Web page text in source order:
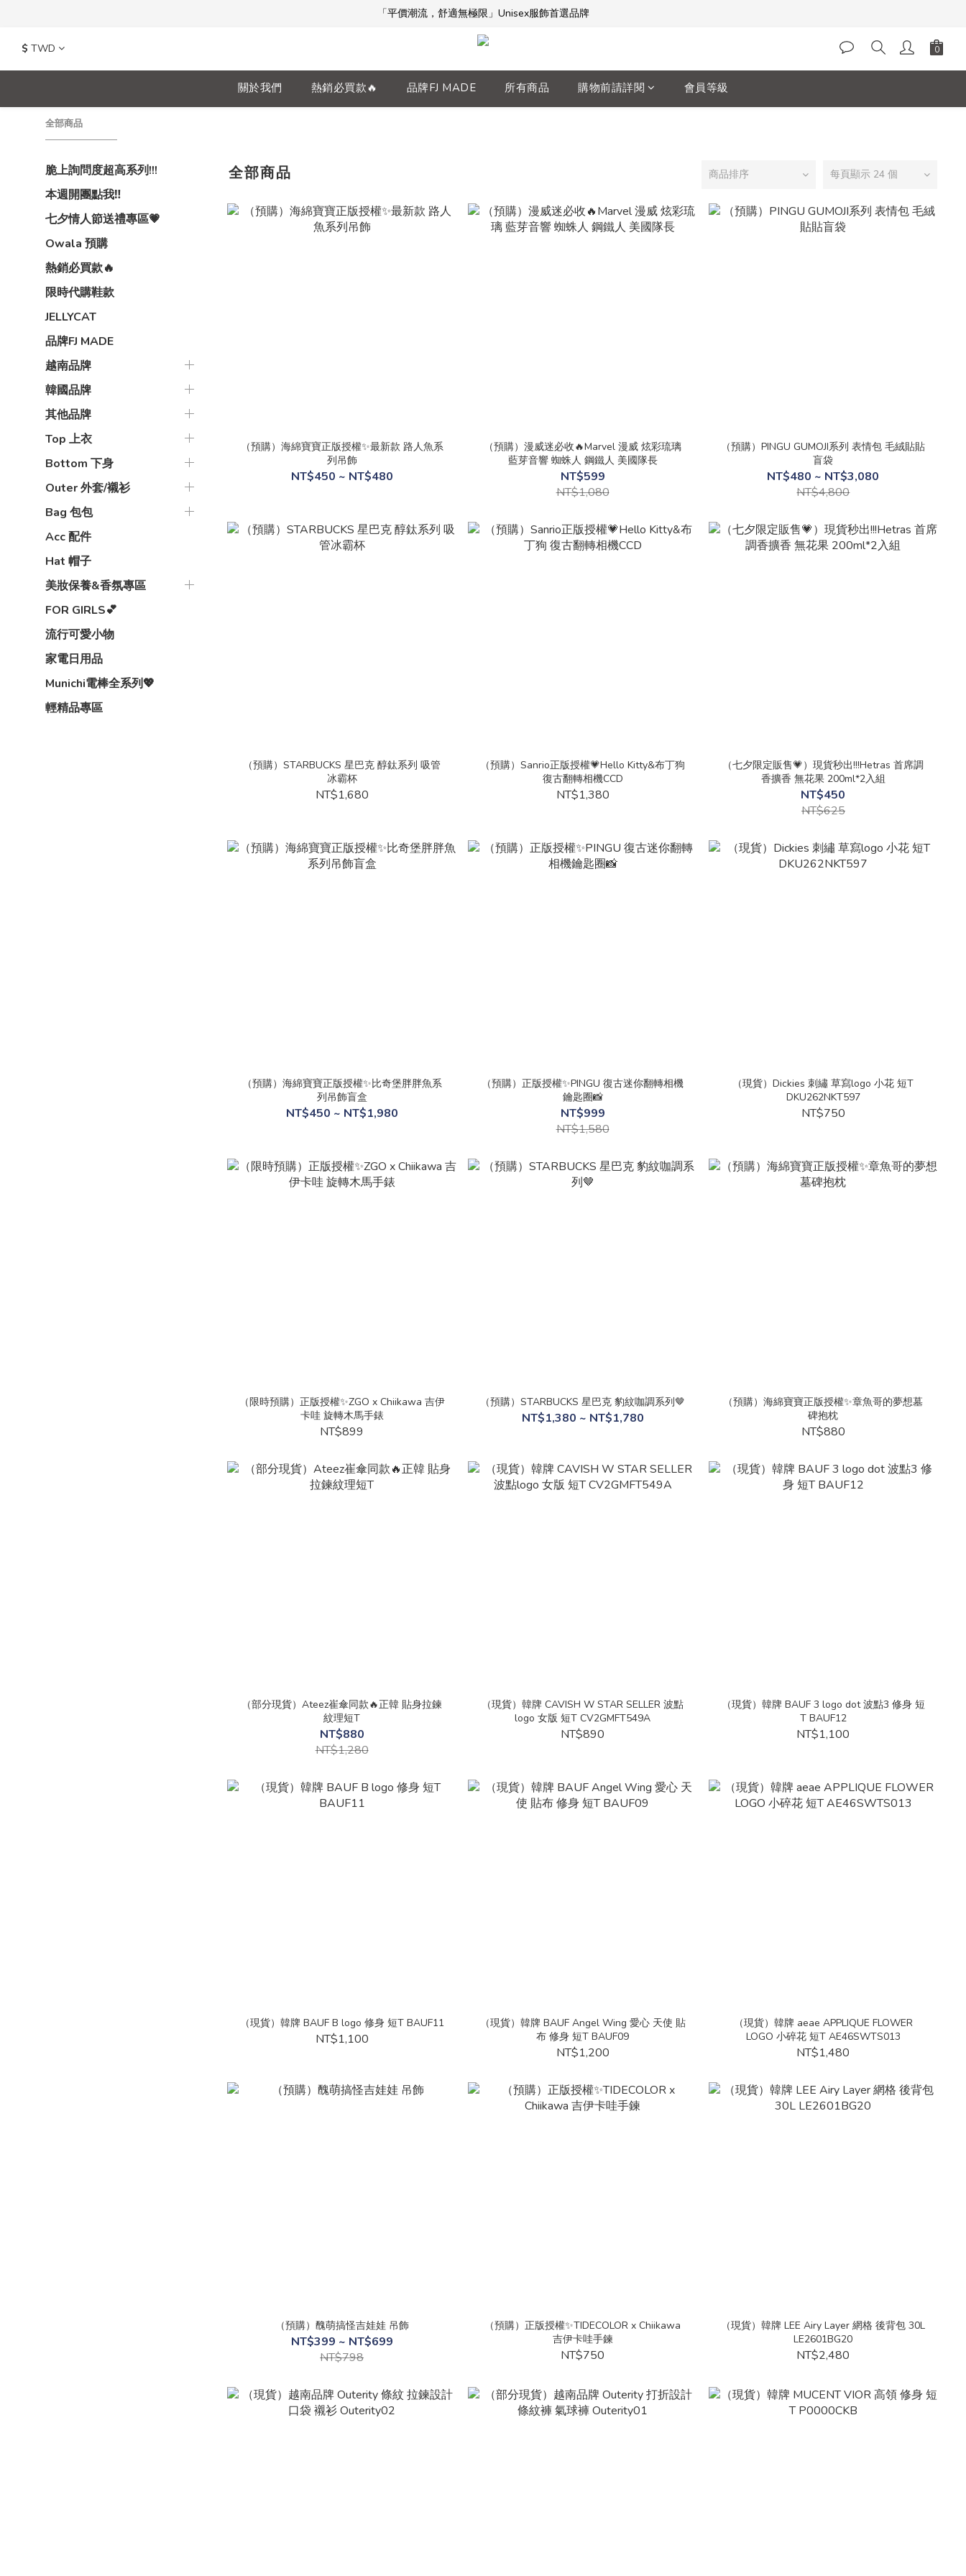
「平價潮流，舒適無極限」Unisex服飾首選品牌
「平價潮流，舒適無極限」Unisex服飾首選品牌
本週限時開團🔥
全館滿$5000免運！加入會員享更多優惠及折扣
「平價潮流，舒適無極限」Unisex服飾首選品牌
$ TWD
關於我們 熱銷必買款🔥 品牌FJ MADE 所有商品 購物前請詳閱 會員等級
全部商品
脆上詢問度超高系列!!!
本週開團點我‼️
七夕情人節送禮專區💗
Owala 預購
熱銷必買款🔥
限時代購鞋款
JELLYCAT
品牌FJ MADE
越南品牌
韓國品牌
其他品牌
Top 上衣
Bottom 下身
Outer 外套/襯衫
Bag 包包
Acc 配件
Hat 帽子
美妝保養&香氛專區
FOR GIRLS💕
流行可愛小物
家電日用品
Munichi電棒全系列💖
輕精品專區
全部商品 商品排序 每頁顯示 24 個
（預購）海綿寶寶正版授權✨最新款 路人魚系
列吊飾
NT$450 ~ NT$480
（預購）漫威迷必收🔥Marvel 漫威 炫彩琉璃
藍芽音響 蜘蛛人 鋼鐵人 美國隊長
NT$599
NT$1,080
（預購）PINGU GUMOJI系列 表情包 毛絨貼貼
盲袋
NT$480 ~ NT$3,080
NT$4,800
（預購）STARBUCKS 星巴克 醇鈦系列 吸管
冰霸杯
NT$1,680
（預購）Sanrio正版授權💗Hello Kitty&布丁狗
復古翻轉相機CCD
NT$1,380
（七夕限定販售💗）現貨秒出!!!Hetras 首席調
香擴香 無花果 200ml*2入組
NT$450
NT$625
（預購）海綿寶寶正版授權✨比奇堡胖胖魚系
列吊飾盲盒
NT$450 ~ NT$1,980
（預購）正版授權✨PINGU 復古迷你翻轉相機
鑰匙圈📸
NT$999
NT$1,580
（現貨）Dickies 刺繡 草寫logo 小花 短T
DKU262NKT597
NT$750
（限時預購）正版授權✨ZGO x Chiikawa 吉伊
卡哇 旋轉木馬手錶
NT$899
（預購）STARBUCKS 星巴克 豹紋咖調系列🤎
NT$1,380 ~ NT$1,780
（預購）海綿寶寶正版授權✨章魚哥的夢想墓
碑抱枕
NT$880
（部分現貨）Ateez崔傘同款🔥正韓 貼身拉鍊
紋理短T
NT$880
NT$1,280
（現貨）韓牌 CAVISH W STAR SELLER 波點
logo 女版 短T CV2GMFT549A
NT$890
（現貨）韓牌 BAUF 3 logo dot 波點3 修身 短
T BAUF12
NT$1,100
（現貨）韓牌 BAUF B logo 修身 短T BAUF11
NT$1,100
（現貨）韓牌 BAUF Angel Wing 愛心 天使 貼
布 修身 短T BAUF09
NT$1,200
（現貨）韓牌 aeae APPLIQUE FLOWER
LOGO 小碎花 短T AE46SWTS013
NT$1,480
（預購）醜萌搞怪吉娃娃 吊飾
NT$399 ~ NT$699
NT$798
（預購）正版授權✨TIDECOLOR x Chiikawa
吉伊卡哇手鍊
NT$750
（現貨）韓牌 LEE Airy Layer 網格 後背包 30L
LE2601BG20
NT$2,480